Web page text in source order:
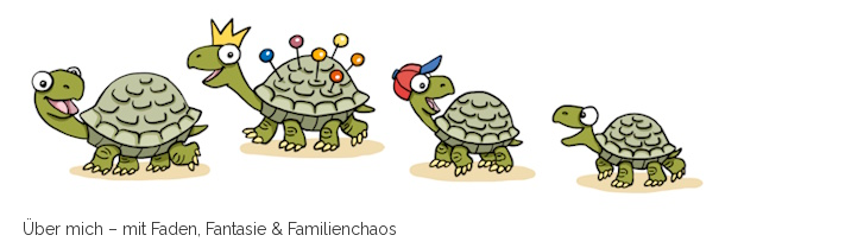
Über mich – mit Faden, Fantasie & Familienchaos